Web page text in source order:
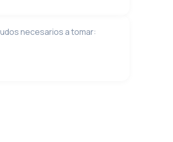
necesarios a tomar: